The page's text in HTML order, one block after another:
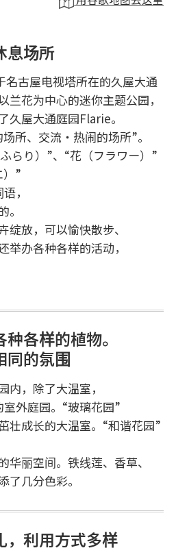
息场所
古屋电视塔所在的久屋大通
兰花为中心的迷你主题公园，
久屋大通庭园Flarie。
所、交流・热闹的场所”。
らり）”、“花（フラワー）”
”
，
放，可以愉快散步、
举办各种各样的活动，
各样的植物。
同的氛围
内，除了大温室，
外庭园。“玻璃花园”
壮成长的大温室。“和谐花园”
华丽空间。铁线莲、香草、
了几分色彩。
，利用方式多样